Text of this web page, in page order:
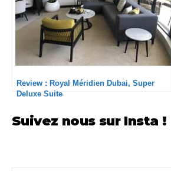
Review : Royal Méridien Dubai, Super
Deluxe Suite
Suivez nous sur Insta !